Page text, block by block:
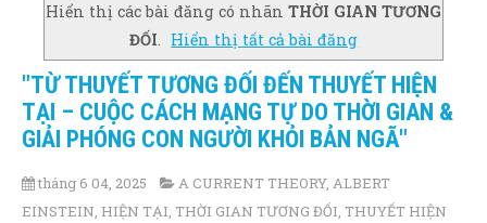
Hiển thị các bài đăng có nhãn THỜI GIAN TƯƠNG
ĐỐI. Hiển thị tất cả bài đăng
"TỪ THUYẾT TƯƠNG ĐỐI ĐẾN THUYẾT HIỆN
TẠI – CUỘC CÁCH MẠNG TỰ DO THỜI GIAN &
GIẢI PHÓNG CON NGƯỜI KHỎI BẢN NGÃ"
tháng 6 04, 2025 A CURRENT THEORY, ALBERT
EINSTEIN, HIỆN TẠI, THỜI GIAN TƯƠNG ĐỐI, THUYẾT HIỆN